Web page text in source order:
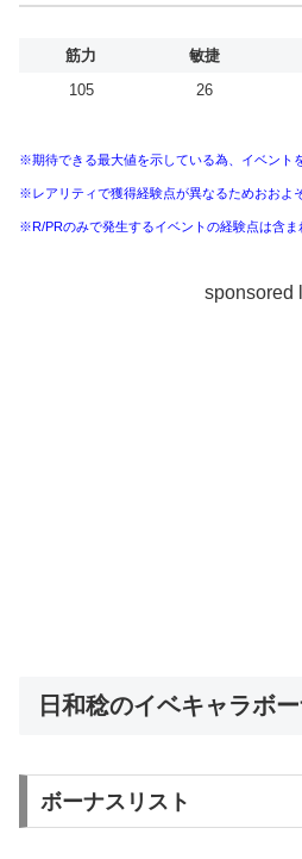
筋力 敏捷
105
26
※期待できる最大値を示している為、イベント
※レアリティで獲得経験点が異なるためおおよ
※R/PRのみで発生するイベントの経験点は含ま
sponsored
日和稔のイベキャラボ
ボーナスリスト